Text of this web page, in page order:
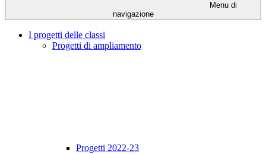
Menu di
navigazione
I progetti delle classi
Progetti di ampliamento
Progetti 2022-23